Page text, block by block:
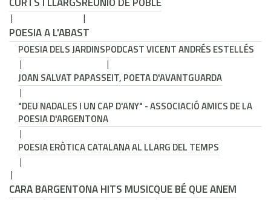
POESIA A L'ABAST
POESIA DELS JARDINSPODCAST VICENT ANDRÉS ESTELLÉS
JOAN SALVAT PAPASSEIT, POETA D'AVANTGUARDA
"DEU NADALES I UN CAP D'ANY" - ASSOCIACIÓ AMICS DE LA
POESIA D'ARGENTONA
POESIA ERÒTICA CATALANA AL LLARG DEL TEMPS
CARA BARGENTONA HITS MUSICQUE BÉ QUE ANEM